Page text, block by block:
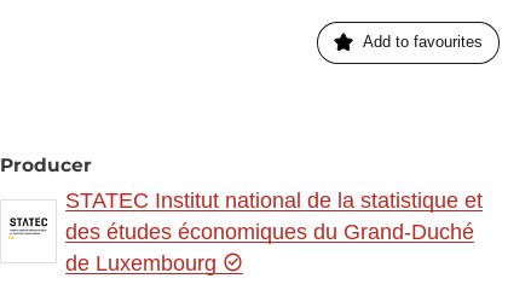
Add to favourites
Producer
STATEC Institut national de la statistique et
des études économiques du Grand-Duché
de Luxembourg